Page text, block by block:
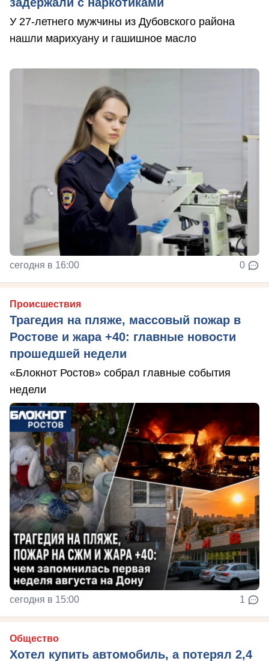
У 27-летнего мужчины из Дубовского района
нашли марихуану и гашишное масло
сегодня в 16:00 0
Происшествия
Трагедия на пляже, массовый пожар в
Ростове и жара +40: главные новости
прошедшей недели
«Блокнот Ростов» собрал главные события
недели
сегодня в 15:00 1
Общество
Хотел купить автомобиль, а потерял 2,4